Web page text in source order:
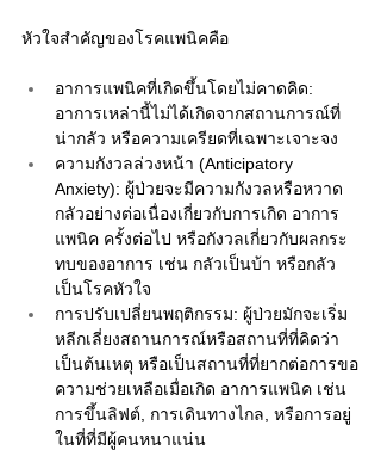
หัวใจสำคัญของโรคแพนิคคือ
อาการแพนิคที่เกิดขึ้นโดยไม่คาดคิด:
อาการเหล่านี้ไม่ได้เกิดจากสถานการณ์ที่
น่ากลัว หรือความเครียดที่เฉพาะเจาะจง
ความกังวลล่วงหน้า (Anticipatory
Anxiety): ผู้ป่วยจะมีความกังวลหรือหวาด
กลัวอย่างต่อเนื่องเกี่ยวกับการเกิด อาการ
แพนิค ครั้งต่อไป หรือกังวลเกี่ยวกับผลกระ
ทบของอาการ เช่น กลัวเป็นบ้า หรือกลัว
เป็นโรคหัวใจ
การปรับเปลี่ยนพฤติกรรม: ผู้ป่วยมักจะเริ่ม
หลีกเลี่ยงสถานการณ์หรือสถานที่ที่คิดว่า
เป็นต้นเหตุ หรือเป็นสถานที่ที่ยากต่อการขอ
ความช่วยเหลือเมื่อเกิด อาการแพนิค เช่น
การขึ้นลิฟต์, การเดินทางไกล, หรือการอยู่
ในที่ที่มีผู้คนหนาแน่น